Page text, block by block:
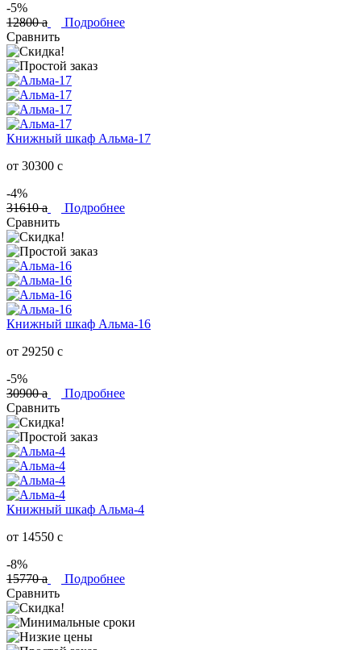
-5%
12800a
Подробнее
Сравнить
Книжный шкаф Альма-17
от 30300 c
-4%
31610a
Подробнее
Сравнить
Книжный шкаф Альма-16
от 29250 c
-5%
30900a
Подробнее
Сравнить
Книжный шкаф Альма-4
от 14550 c
-8%
15770a
Подробнее
Сравнить